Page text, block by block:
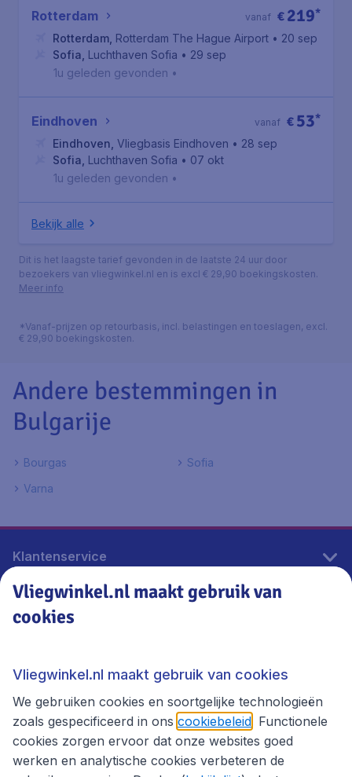
Rotterdam € 219*
vanaf
Rotterdam Rotterdam The Hague Airport • 20 sep
Sofia Luchthaven Sofia • 29 sep
1u geleden gevonden •
Eindhoven € 53*
vanaf
Eindhoven Vliegbasis Eindhoven • 28 sep
Sofia Luchthaven Sofia • 07 okt
1u geleden gevonden •
Bekijk alle
Dit is het laagste tarief gevonden in de laatste 24 uur door
bezoekers van vliegwinkel.nl en is excl € 29,90 boekingskosten.
Meer info
*Vanaf-prijzen op retourbasis, incl. belastingen en toeslagen, excl.
€ 29,90 boekingskosten.
Andere bestemmingen in
Bulgarije
Bourgas
Sofia
Varna
Klantenservice
Vliegwinkel.nl
Thema's
Vliegwinkel.nl maakt gebruik van
cookies
Vliegwinkel.nl maakt gebruik van cookies
We gebruiken cookies en soortgelijke technologieën
zoals gespecificeerd in ons cookiebeleid . Functionele
cookies zorgen ervoor dat onze websites goed
werken en analytische cookies verbeteren de